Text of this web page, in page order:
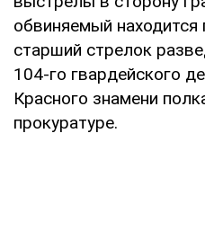
обвиняемый
старший стрелок
104-го гвардейского
Красного знамени
прокуратуре.